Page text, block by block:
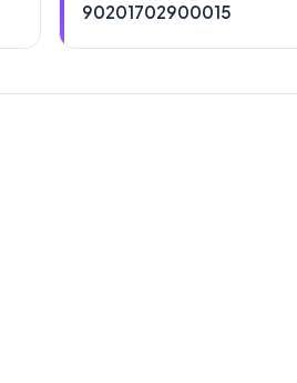
90201702900015